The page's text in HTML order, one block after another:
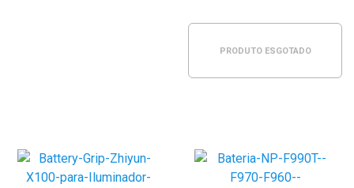
PRODUTO ESGOTADO